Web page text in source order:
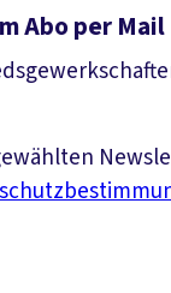
Abo per Mail